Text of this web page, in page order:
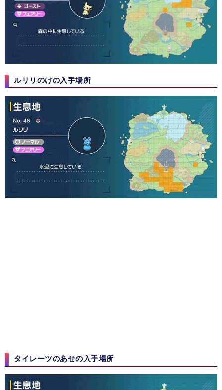
ルリリのけの入手場所
タイレーツのあせの入手場所